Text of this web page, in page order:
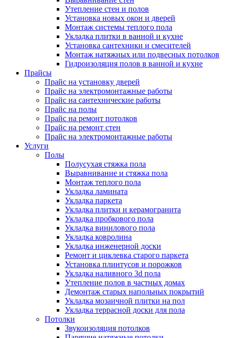
Утепление стен и полов
Установка новых окон и дверей
Монтаж системы теплого пола
Укладка плитки в ванной и кухне
Установка сантехники и смесителей
Монтаж натяжных или подвесных потолков
Гидроизоляция полов в ванной и кухне
Прайсы
Прайс на установку дверей
Прайс на электромонтажные работы
Прайс на сантехнические работы
Прайс на полы
Прайс на ремонт потолков
Прайс на ремонт стен
Прайс на электромонтажные работы
Услуги
Полы
Полусухая стяжка пола
Выравнивание и стяжка пола
Монтаж теплого пола
Укладка ламината
Укладка паркета
Укладка плитки и керамогранита
Укладка пробкового пола
Укладка винилового пола
Укладка ковролина
Укладка инженерной доски
Ремонт и циклевка старого паркета
Установка плинтусов и порожков
Укладка наливного 3d пола
Утепление полов в частных домах
Демонтаж старых напольных покрытий
Укладка мозаичной плитки на пол
Укладка террасной доски для пола
Потолки
Звукоизоляция потолков